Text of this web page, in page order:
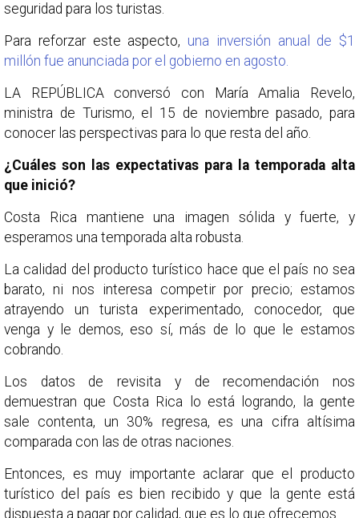
seguridad para los turistas.
Para reforzar este aspecto, una inversión anual de $1
millón fue anunciada por el gobierno en agosto.
LA REPÚBLICA conversó con María Amalia Revelo,
ministra de Turismo, el 15 de noviembre pasado, para
conocer las perspectivas para lo que resta del año.
¿Cuáles son las expectativas para la temporada alta
que inició?
Costa Rica mantiene una imagen sólida y fuerte, y
esperamos una temporada alta robusta.
La calidad del producto turístico hace que el país no sea
barato, ni nos interesa competir por precio; estamos
atrayendo un turista experimentado, conocedor, que
venga y le demos, eso sí, más de lo que le estamos
cobrando.
Los datos de revisita y de recomendación nos
demuestran que Costa Rica lo está logrando, la gente
sale contenta, un 30% regresa, es una cifra altísima
comparada con las de otras naciones.
Entonces, es muy importante aclarar que el producto
turístico del país es bien recibido y que la gente está
dispuesta a pagar por calidad, que es lo que ofrecemos.